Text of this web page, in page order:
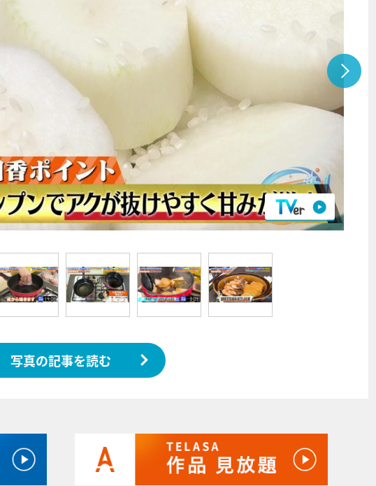
写真の記事を読む
『アイ＝ラブ！げーみんぐ』＝
E齋藤樹愛羅＆佐々木舞香SPイ
ビュー